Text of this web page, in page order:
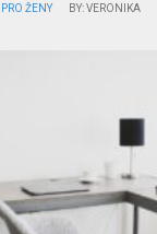
PRO ŽENY BY: VERONIKA